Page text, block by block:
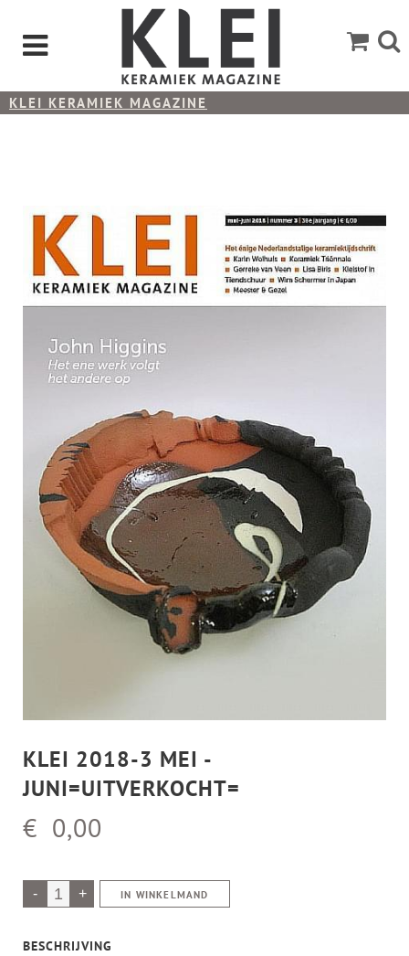
KLEI KERAMIEK MAGAZINE
KLEI 2018-3 MEI -
JUNI=UITVERKOCHT=
€ 0,00
IN WINKELMAND
BESCHRIJVING